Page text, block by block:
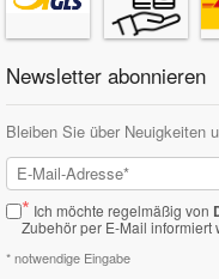
Newsletter abonnieren
Bleiben Sie über Neuigkeiten
* Ich möchte regelmäßig von
Zubehör per E-Mail informiert
* notwendige Eingabe